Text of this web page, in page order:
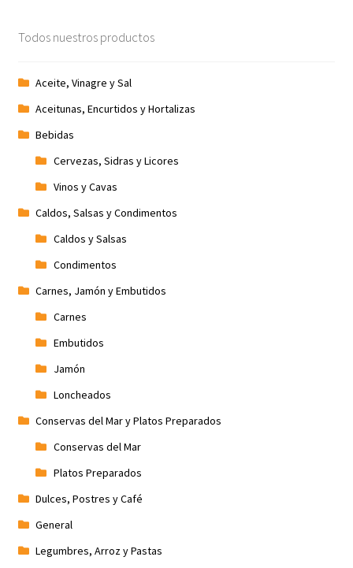
Términos y condiciones
Todos nuestros productos
Aceite, Vinagre y Sal
Aceitunas, Encurtidos y Hortalizas
Bebidas
Cervezas, Sidras y Licores
Vinos y Cavas
Caldos, Salsas y Condimentos
Caldos y Salsas
Condimentos
Carnes, Jamón y Embutidos
Carnes
Embutidos
Jamón
Loncheados
Conservas del Mar y Platos Preparados
Conservas del Mar
Platos Preparados
Dulces, Postres y Café
General
Legumbres, Arroz y Pastas